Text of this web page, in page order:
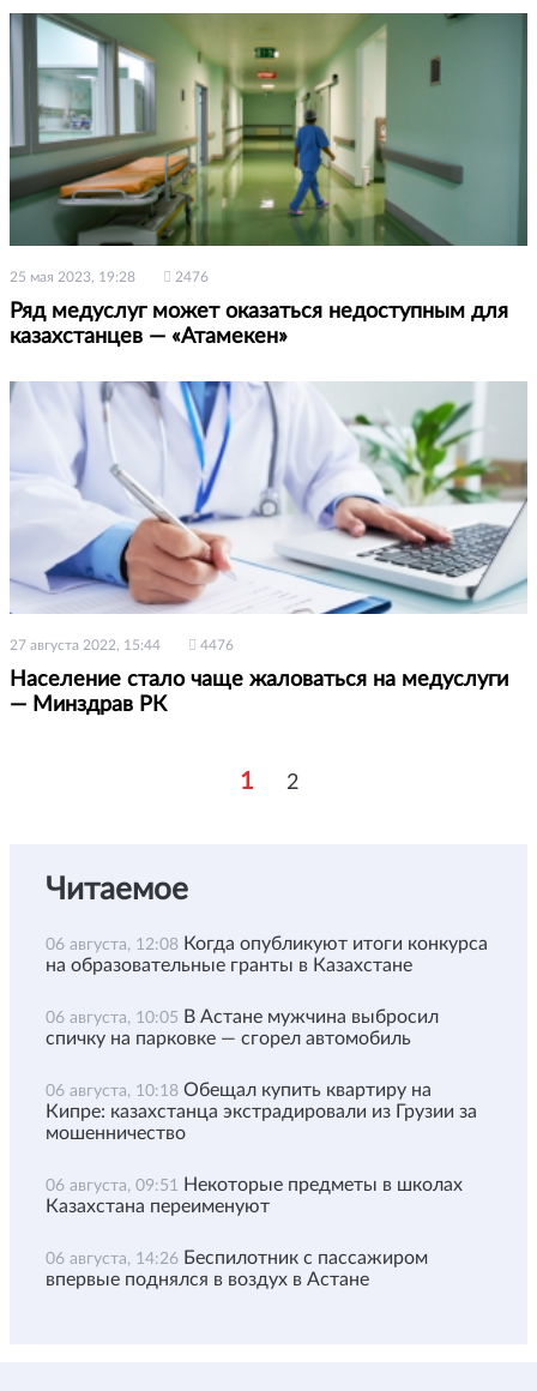
25 мая 2023, 19:28 2476
Ряд медуслуг может оказаться недоступным для
казахстанцев — «Атамекен»
27 августа 2022, 15:44 4476
Население стало чаще жаловаться на медуслуги
— Минздрав РК
1 2
Читаемое
06 августа, 12:08 Когда опубликуют итоги конкурса
на образовательные гранты в Казахстане
06 августа, 10:05 В Астане мужчина выбросил
спичку на парковке — сгорел автомобиль
06 августа, 10:18 Обещал купить квартиру на
Кипре: казахстанца экстрадировали из Грузии за
мошенничество
06 августа, 09:51
Некоторые предметы в школах
Казахстана переименуют
06 августа, 14:26 Беспилотник с пассажиром
впервые поднялся в воздух в Астане